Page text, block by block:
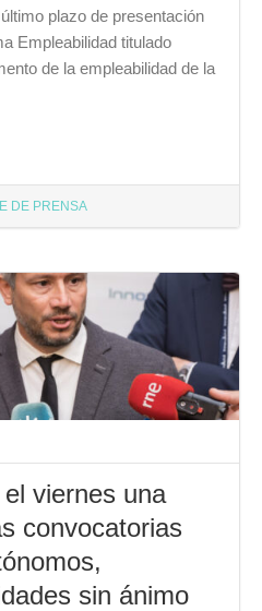
DE PRENSA
plazo de presentación
Empleabilidad titulado
de la empleabilidad de la
PLAZO PARA EL PROGRAMA DE EMPLEABILIDAD"
viernes una
convocatorias
sin ánimo